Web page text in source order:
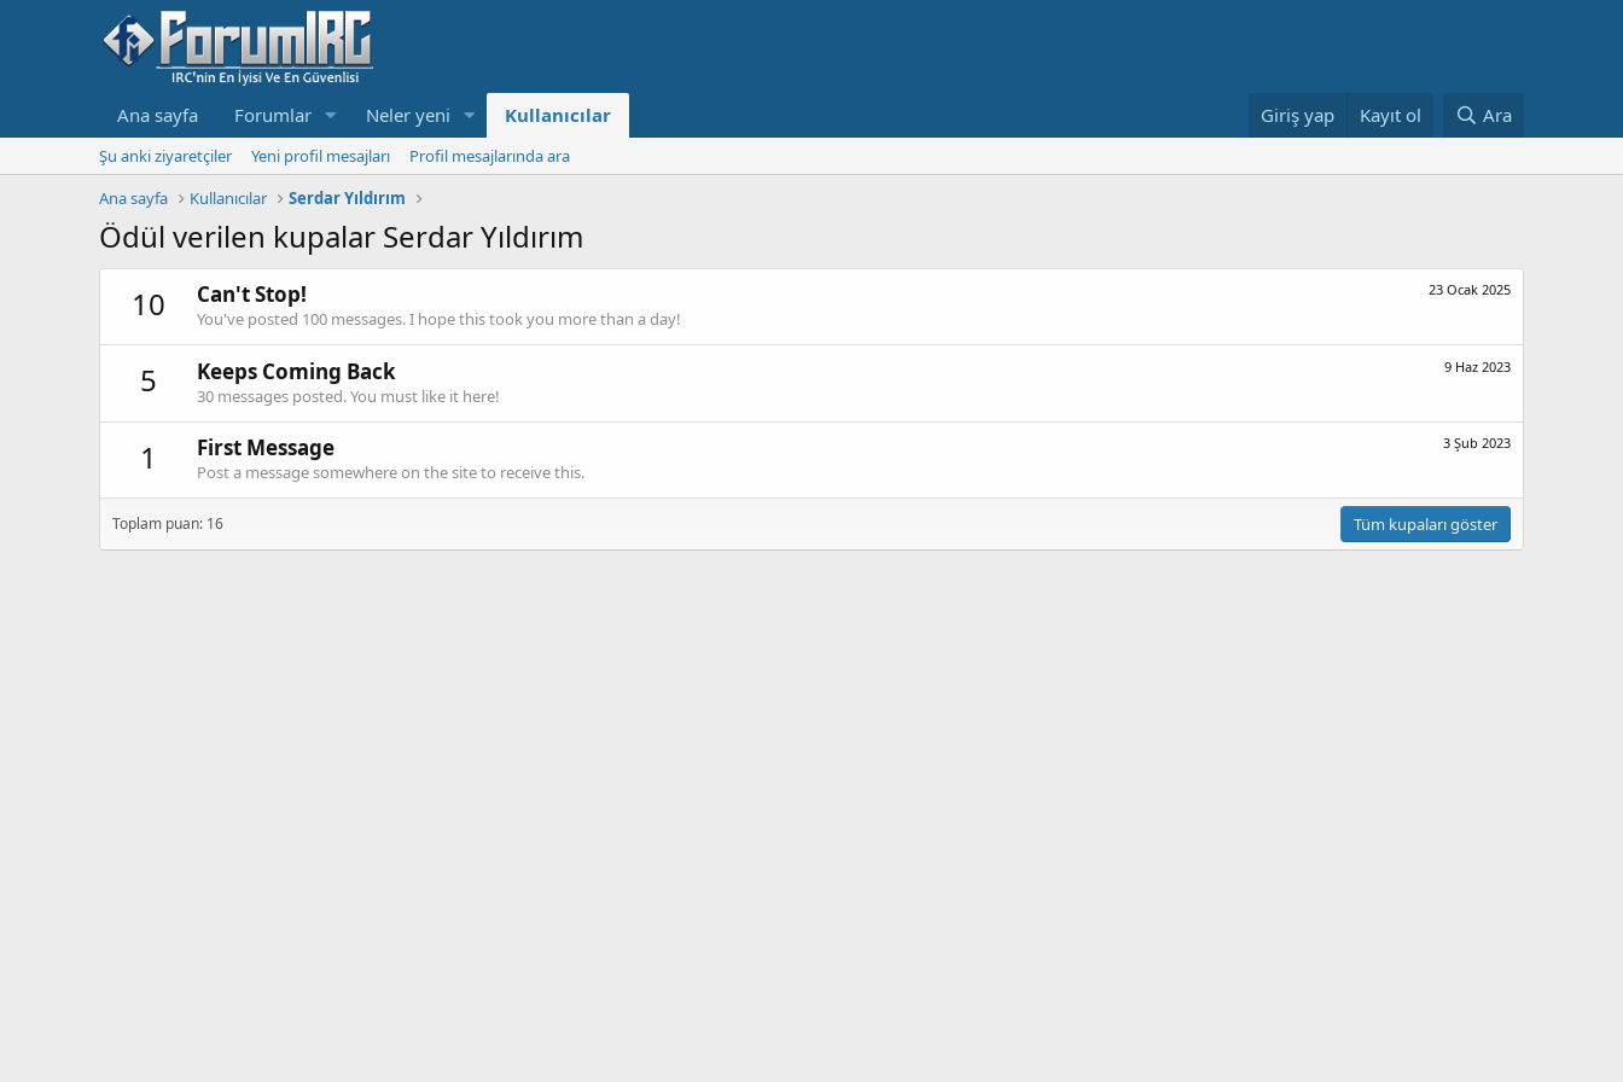
Ana sayfa Forumlar Neler yeni Kullanıcılar Giriş yap Kayıt ol Ara
Şu anki ziyaretçiler Yeni profil mesajları
Profil mesajlarında ara
Ana sayfa
Kullanıcılar Serdar Yıldırım
Ödül verilen kupalar Serdar Yıldırım
10
23 Ocak 2025
Can't Stop!
You've posted 100 messages. I hope this took you more than a day!
5 9 Haz 2023
Keeps Coming Back
30 messages posted. You must like it here!
1 3 Şub 2023
First Message
Post a message somewhere on the site to receive this.
Toplam puan: 16 Tüm kupaları göster